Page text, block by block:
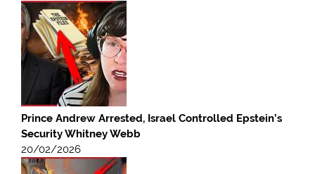
Prince Andrew Arrested, Israel Controlled Epstein’s
Security Whitney Webb
20/02/2026